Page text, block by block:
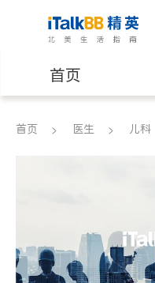
首页
医生
养老
首页 医生 儿科